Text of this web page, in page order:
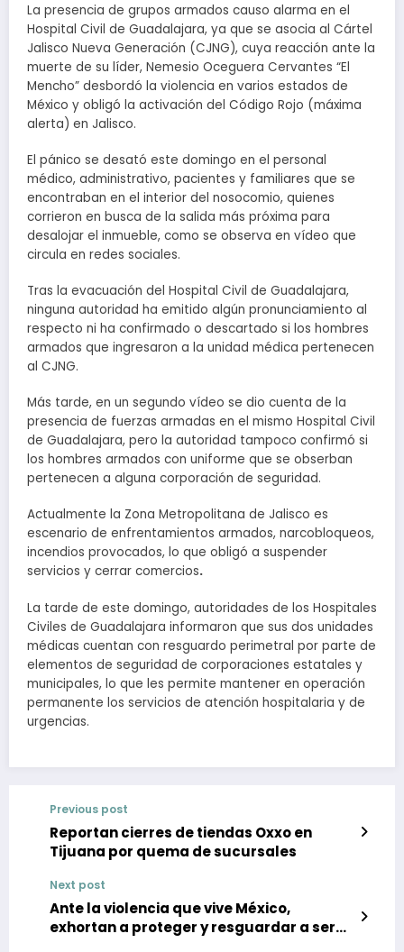
La presencia de grupos armados causo alarma en el
Hospital Civil de Guadalajara, ya que se asocia al Cártel
Jalisco Nueva Generación (CJNG), cuya reacción ante la
muerte de su líder, Nemesio Oceguera Cervantes “El
Mencho” desbordó la violencia en varios estados de
México y obligó la activación del Código Rojo (máxima
alerta) en Jalisco.
El pánico se desató este domingo en el personal
médico, administrativo, pacientes y familiares que se
encontraban en el interior del nosocomio, quienes
corrieron en busca de la salida más próxima para
desalojar el inmueble, como se observa en vídeo que
circula en redes sociales.
Tras la evacuación del Hospital Civil de Guadalajara,
ninguna autoridad ha emitido algún pronunciamiento al
respecto ni ha confirmado o descartado si los hombres
armados que ingresaron a la unidad médica pertenecen
al CJNG.
Más tarde, en un segundo vídeo se dio cuenta de la
presencia de fuerzas armadas en el mismo Hospital Civil
de Guadalajara, pero la autoridad tampoco confirmó si
los hombres armados con uniforme que se obserban
pertenecen a alguna corporación de seguridad.
Actualmente la Zona Metropolitana de Jalisco es
escenario de enfrentamientos armados, narcobloqueos,
incendios provocados, lo que obligó a suspender
servicios y cerrar comercios.
La tarde de este domingo, autoridades de los Hospitales
Civiles de Guadalajara informaron que sus dos unidades
médicas cuentan con resguardo perimetral por parte de
elementos de seguridad de corporaciones estatales y
municipales, lo que les permite mantener en operación
permanente los servicios de atención hospitalaria y de
urgencias.
Previous post
Reportan cierres de tiendas Oxxo en
Tijuana por quema de sucursales
Next post
Ante la violencia que vive México,
exhortan a proteger y resguardar a seres